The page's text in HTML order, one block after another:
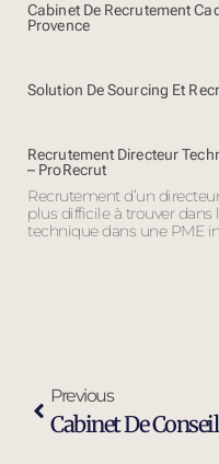
Cabinet De Recrutement
Provence
Solution De Sourcing Et
Recrutement Directeur
– ProRecrut
Recrutement d’un
plus difficile à trouver dans
technique dans une PME
Previous